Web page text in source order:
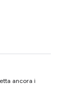
ancora i